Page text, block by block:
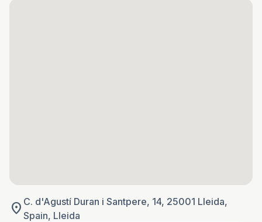
location_on C. d'Agustí Duran i Santpere, 14, 25001 Lleida,
Spain, Lleida